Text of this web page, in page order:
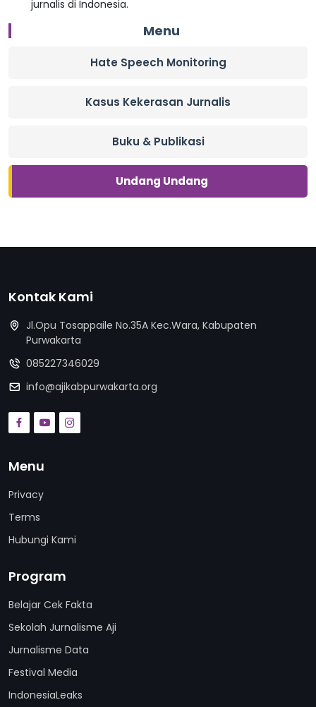
jurnalis di Indonesia.
Menu
Hate Speech Monitoring
Kasus Kekerasan Jurnalis
Buku & Publikasi
Undang Undang
Kontak Kami
Jl.Opu Tosappaile No.35A Kec.Wara, Kabupaten
Purwakarta
085227346029
info@ajikabpurwakarta.org
Menu
Privacy
Terms
Hubungi Kami
Program
Belajar Cek Fakta
Sekolah Jurnalisme Aji
Jurnalisme Data
Festival Media
IndonesiaLeaks